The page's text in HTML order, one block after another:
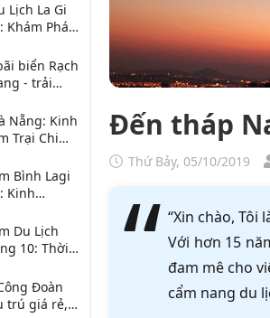
Đến tháp
Thứ Bảy, 05/10/2019
“Xin chào, Tôi
Với hơn 15
đam mê cho
cẩm nang du
Lịch La Gi
Khám Phá 6
biển Rạch
- trải
Nẵng: Kinh
Trại Chi
Bình Lagi
Kinh
Du Lịch
10: Thời
Đoàn
trú giá rẻ,